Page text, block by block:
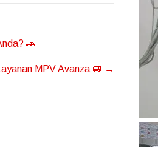
🚗
MPV Avanza 🚐 →